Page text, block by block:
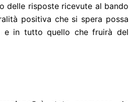
delle risposte ricevute al bando
positiva che si spera possa
e in tutto quello che fruirà del